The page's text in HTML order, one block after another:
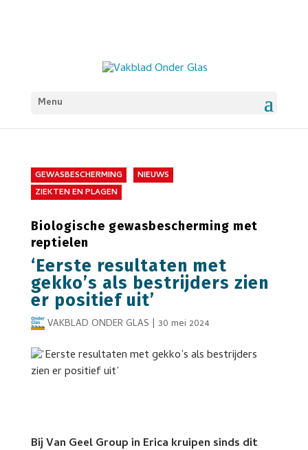
Menu
GEWASBESCHERMING
NIEUWS
ZIEKTEN EN PLAGEN
Biologische gewasbescherming met
reptielen
‘Eerste resultaten met
gekko’s als bestrijders zien
er positief uit’
VAKBLAD ONDER GLAS | 30 mei 2024
Bij Van Geel Group in Erica kruipen sinds dit